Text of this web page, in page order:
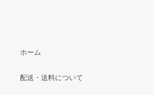
ホーム
配送・送料について